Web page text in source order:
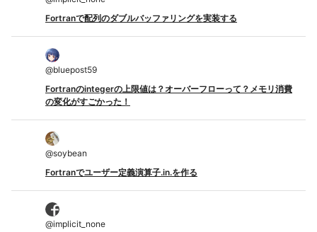
Fortranで配列のダブルバッファリングを実装する
@bluepost59
Fortranのintegerの上限値は？オーバーフローって？メモリ消費
の変化がすごかった！
@soybean
Fortranでユーザー定義演算子.in.を作る
@implicit_none